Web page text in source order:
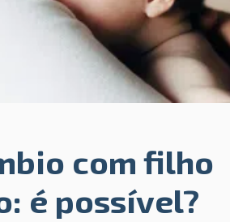
com filho
é possível?